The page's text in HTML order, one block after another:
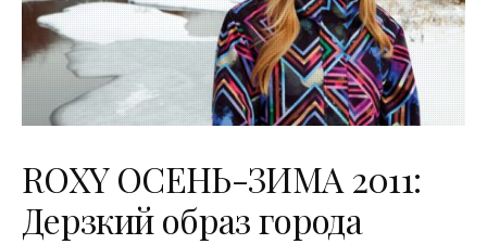
ROXY ОСЕНЬ-ЗИМА 2011:
Дерзкий образ города